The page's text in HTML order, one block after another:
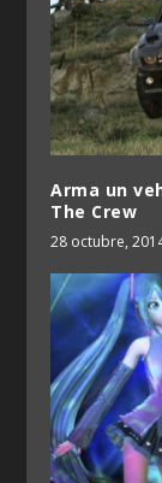
Arma un
The Crew
28 octubre,